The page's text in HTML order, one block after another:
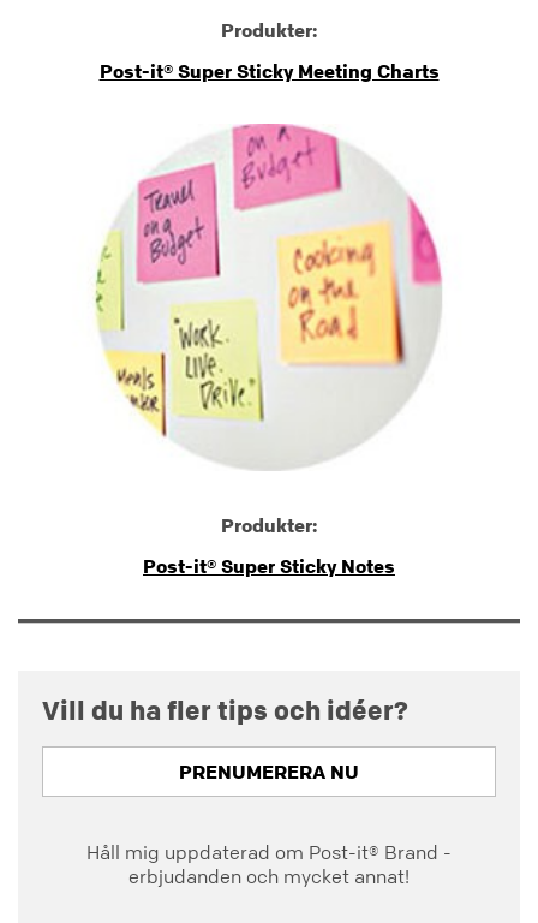
Produkter:
Post-it® Super Sticky Meeting Charts
Produkter:
Post-it® Super Sticky Notes
Vill du ha fler tips och idéer?
PRENUMERERA NU
Håll mig uppdaterad om Post-it® Brand -
erbjudanden och mycket annat!